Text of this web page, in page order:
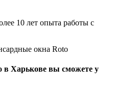
10 лет опыта работы с
в Харькове вы сможете у